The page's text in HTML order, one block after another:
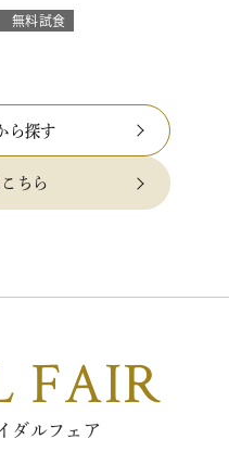
に包まれ まるで空の上で
このフェアに含まれるコ
無料試食
ら探す
ちら
FAIR
ダルフェア